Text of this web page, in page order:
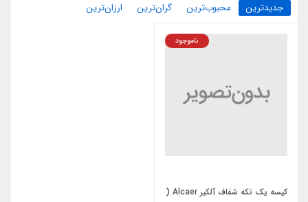
جدیدترین محبوب‌ترین گران‌ترین ارزان‌ترین
ناموجود
کیسه یک تکه شفاف آلکیر Alcaer (